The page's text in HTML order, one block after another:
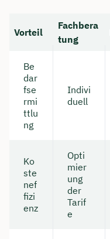
Vorteil
Fachbera
tung
Be
dar
fse
rmi
ttlu
ng
Indivi
duell
Ko
ste
nef
fizi
enz
Opti
mier
ung
der
Tarif
e